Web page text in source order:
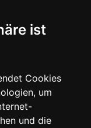
ist
Cookies
um
und die
geöffnet